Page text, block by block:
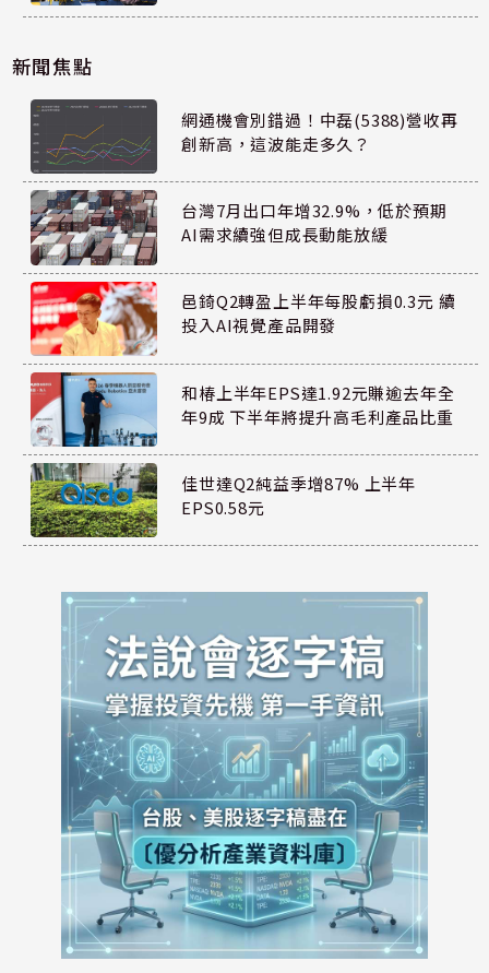
新聞焦點
網通機會別錯過！中磊(5388)營收再
創新高，這波能走多久？
台灣7月出口年增32.9%，低於預期
AI需求續強但成長動能放緩
邑錡Q2轉盈上半年每股虧損0.3元 續
投入AI視覺產品開發
和椿上半年EPS達1.92元賺逾去年全
年9成 下半年將提升高毛利產品比重
佳世達Q2純益季增87% 上半年
EPS0.58元